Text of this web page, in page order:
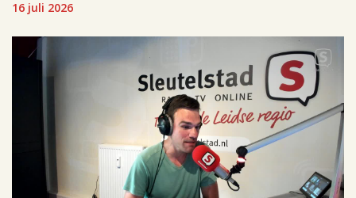
16 juli 2026